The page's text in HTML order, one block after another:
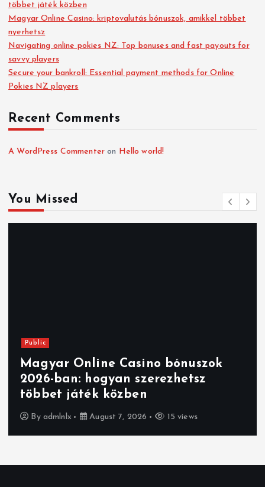
többet játék közben
Magyar Online Casino: kriptovalutás bónuszok, amikkel többet
nyerhetsz
Navigating online pokies NZ: Top bonuses and fast payouts for
savvy players
Secure your bankroll: Essential payment methods for Online
Pokies NZ players
Recent Comments
A WordPress Commenter on Hello world!
You Missed
Public
Magyar Online Casino bónuszok
2026-ban: hogyan szerezhetsz
többet játék közben
By admlnlx August 7, 2026 15 views